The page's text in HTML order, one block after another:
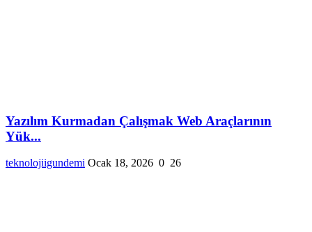
Yazılım Kurmadan Çalışmak Web Araçlarının
Yük...
teknolojiigundemi Ocak 18, 2026 0 26